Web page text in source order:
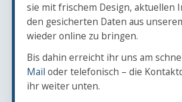
sie mit frischem Design, aktuellen
den gesicherten Daten aus
wieder online zu bringen.
Bis dahin erreicht ihr uns am
Mail oder telefonisch – die
ihr weiter unten.